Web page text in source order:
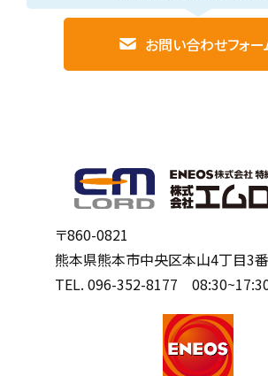
お問い合わせフォー
〒860-0821
熊本県熊本市中央区本山4丁目3
TEL. 096-352-8177 08:30~17:30